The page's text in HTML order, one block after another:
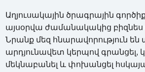
Աղյուսակային ծրագրային
այսօրվա ժամանակակից բիզնես
Նրանք մեզ հնարավորություն են
արդյունավետ կերպով գրանցել,
մեկնաբանել և փոխանցել